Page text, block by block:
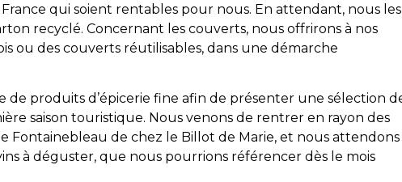
qui soient rentables pour nous. En attendant, nous les
recyclé. Concernant les couverts, nous offrirons à nos
ou des couverts réutilisables, dans une démarche
produits d’épicerie fine afin de présenter une sélection
saison touristique. Nous venons de rentrer en rayon des
Fontainebleau de chez le Billot de Marie, et nous attendons
à déguster, que nous pourrions référencer dès le mois